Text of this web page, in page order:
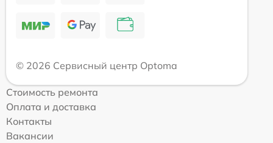
© 2026 Сервисный центр Optoma
Стоимость ремонта
Оплата и доставка
Контакты
Вакансии